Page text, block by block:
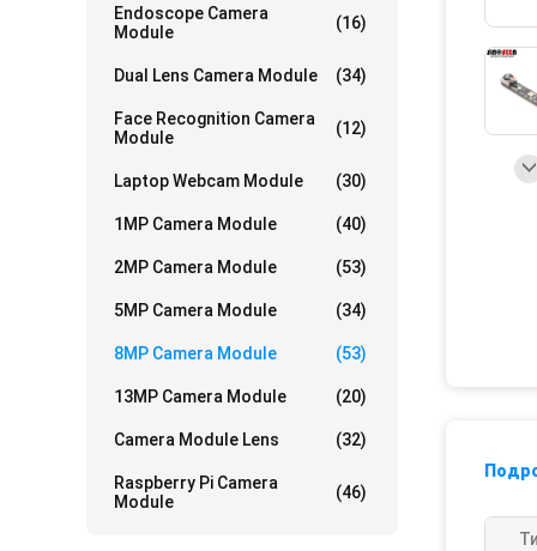
Endoscope Camera
Module
(16)
Dual Lens Camera Module (34)
Face Recognition Camera
Module
(12)
Laptop Webcam Module (30)
1MP Camera Module (40)
2MP Camera Module (53)
5MP Camera Module (34)
8MP Camera Module (53)
13MP Camera Module (20)
Camera Module Lens (32)
Raspberry Pi Camera
Module
(46)